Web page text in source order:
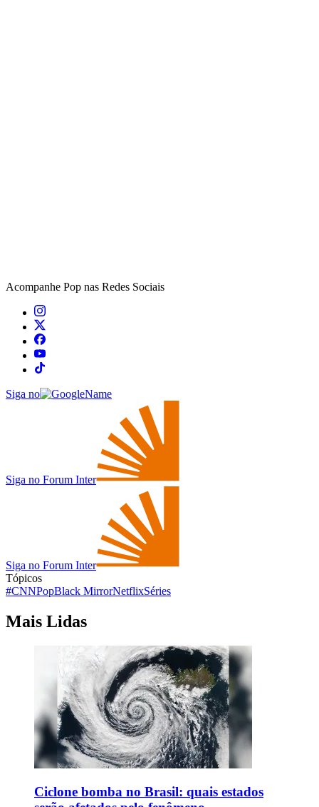
Acompanhe Pop nas Redes Sociais
Siga no
Siga no Forum Inter
Siga no Forum Inter
Tópicos
#CNNPopBlack MirrorNetflixSéries
Mais Lidas
Ciclone bomba no Brasil: quais estados